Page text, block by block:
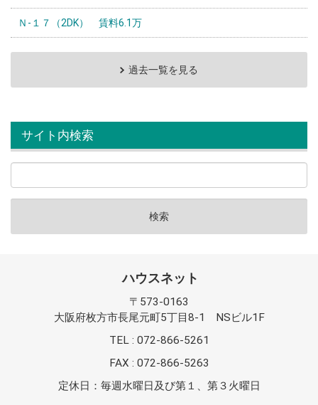
Ｎ-１７（2DK） 賃料6.1万
過去一覧を見る
サイト内検索
ハウスネット
〒573-0163
大阪府枚方市長尾元町5丁目8-1 NSビル1F
TEL : 072-866-5261
FAX : 072-866-5263
定休日：毎週水曜日及び第１、第３火曜日